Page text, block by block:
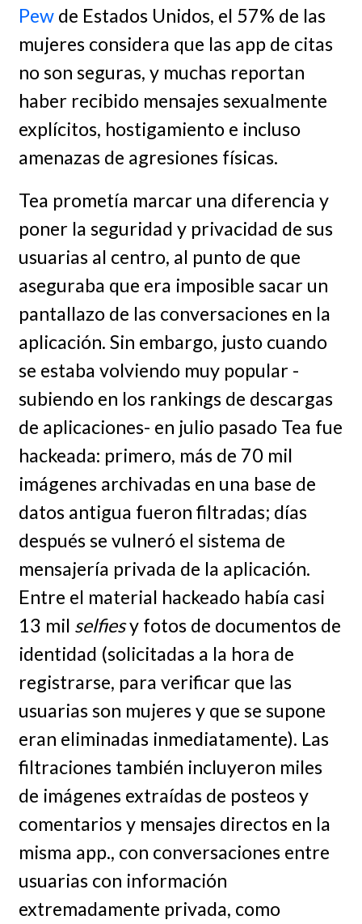
Pewde Estados Unidos, el 57% de las
mujeres considera que las app de citas
no son seguras, y muchas reportan
haber recibido mensajes sexualmente
explícitos, hostigamiento e incluso
amenazas de agresiones físicas.
Tea prometía marcar una diferencia y
poner la seguridad y privacidad de sus
usuarias al centro, al punto de que
aseguraba que era imposible sacar un
pantallazo de las conversaciones en la
aplicación. Sin embargo, justo cuando
se estaba volviendo muy popular -
subiendo en los rankings de descargas
de aplicaciones- en julio pasado Tea fue
hackeada: primero, más de 70 mil
imágenes archivadas en una base de
datos antigua fueron filtradas; días
después se vulneró el sistema de
mensajería privada de la aplicación.
Entre el material hackeado había casi
13 mil selfiesy fotos de documentos de
identidad (solicitadas a la hora de
registrarse, para verificar que las
usuarias son mujeres y que se supone
eran eliminadas inmediatamente). Las
filtraciones también incluyeron miles
de imágenes extraídas de posteos y
comentarios y mensajes directos en la
misma app., con conversaciones entre
usuarias con información
extremadamente privada, como